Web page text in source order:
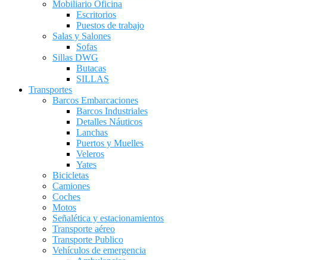
Mobiliario Oficina
Escritorios
Puestos de trabajo
Salas y Salones
Sofas
Sillas DWG
Butacas
SILLAS
Transportes
Barcos Embarcaciones
Barcos Industriales
Detalles Náuticos
Lanchas
Puertos y Muelles
Veleros
Yates
Bicicletas
Camiones
Coches
Motos
Señalética y estacionamientos
Transporte aéreo
Transporte Publico
Vehículos de emergencia